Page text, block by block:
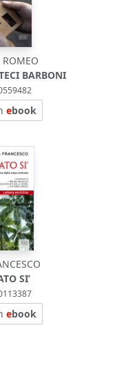
ROMEO
BARBONI
ebook
SI’
ebook